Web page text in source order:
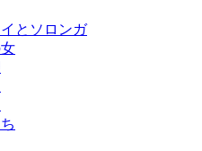
とソロンガ